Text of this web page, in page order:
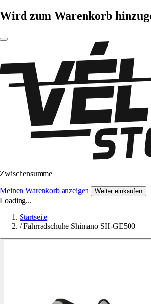
Wird zum Warenkorb
Zwischensumme
Meinen Warenkorb anzeigen Weiter einkaufen
Loading...
Startseite
/ Fahrradschuhe Shimano SH-GE500